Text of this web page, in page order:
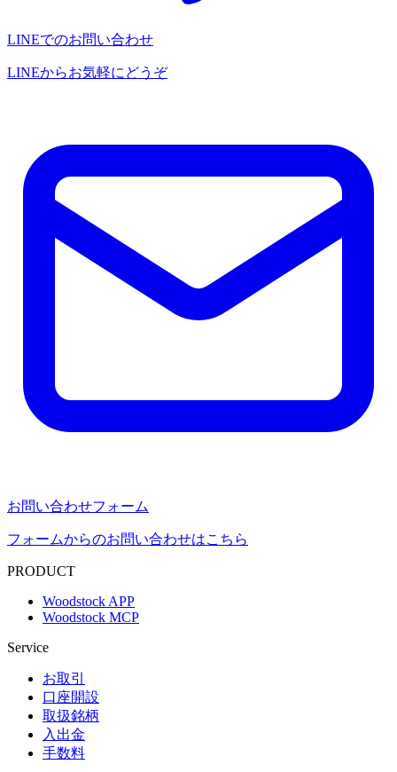
LINEでのお問い合わせ
LINEからお気軽にどうぞ
お問い合わせフォーム
フォームからのお問い合わせはこちら
PRODUCT
Woodstock APP
Woodstock MCP
Service
お取引
口座開設
取扱銘柄
入出金
手数料